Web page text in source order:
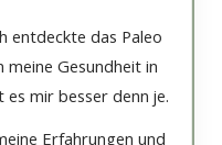
entdeckte das Paleo
Gesundheit in
mir besser denn je.